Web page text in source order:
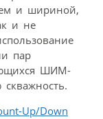
и шириной,
и не
пар
ШИМ-